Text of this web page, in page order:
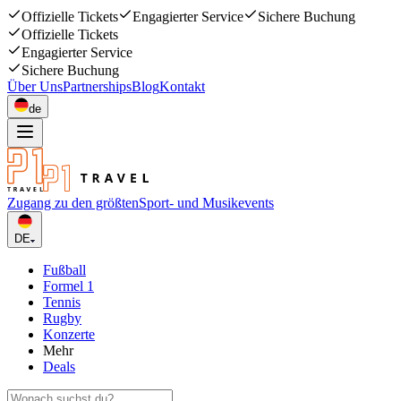
Offizielle Tickets Engagierter Service
Sichere Buchung
Offizielle Tickets
Engagierter Service
Sichere Buchung
Über UnsPartnershipsBlogKontakt
de
Zugang zu den größtenSport- und Musikevents
DE
Fußball
Formel 1
Tennis
Rugby
Konzerte
Mehr
Deals